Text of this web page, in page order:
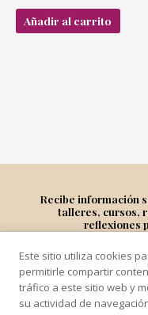
Añadir al carrito
Recibe información
talleres, cursos,
reflexiones
Este sitio utiliza cookies
permitirle compartir
tráfico a este sitio web y
su actividad de